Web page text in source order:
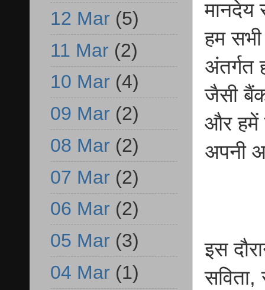
मानदेय
हम
अंतर्गत
जैसी
और हमें
अपनी
इस
सविता,
12 Mar (5)
11 Mar (2)
10 Mar (4)
09 Mar (2)
08 Mar (2)
07 Mar (2)
06 Mar (2)
05 Mar (3)
04 Mar (1)